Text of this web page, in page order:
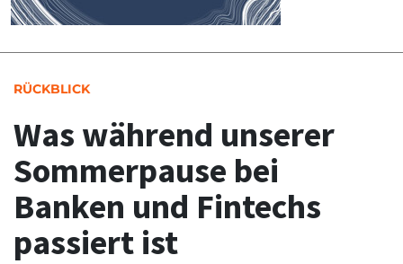
RÜCKBLICK
Was während unserer
Sommerpause bei
Banken und Fintechs
passiert ist